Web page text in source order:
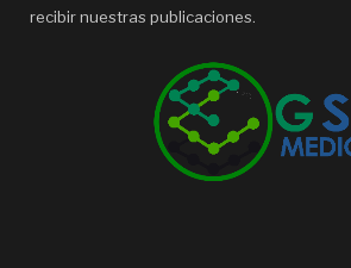
recibir nuestras publicaciones.